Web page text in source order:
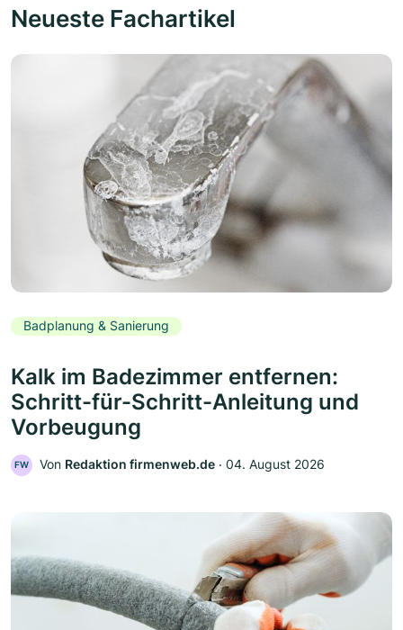
Neueste Fachartikel
Badplanung & Sanierung
Kalk im Badezimmer entfernen:
Schritt-für-Schritt-Anleitung und
Vorbeugung
FW Von Redaktion firmenweb.de ‧ 04. August 2026